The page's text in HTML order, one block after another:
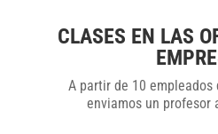
CLASES EN LAS
A partir de 10 empleados
enviamos un profesor